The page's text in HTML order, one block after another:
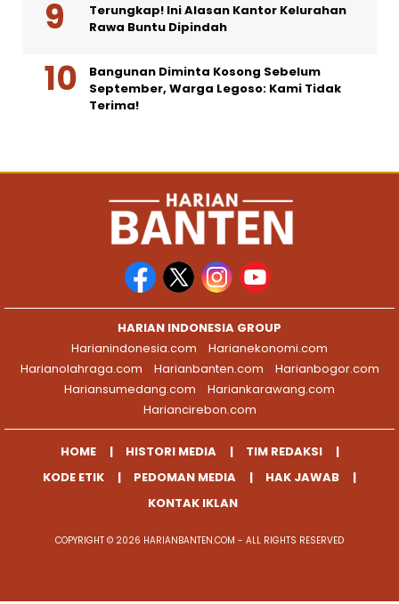
Terungkap! Ini Alasan Kantor Kelurahan
Rawa Buntu Dipindah
Bangunan Diminta Kosong Sebelum
September, Warga Legoso: Kami Tidak
Terima!
HARIAN INDONESIA GROUP
Harianindonesia.com
Harianekonomi.com
Harianolahraga.com
Harianbanten.com
Harianbogor.com
Hariansumedang.com
Hariankarawang.com
Hariancirebon.com
HOME HISTORI MEDIA
TIM REDAKSI
KODE ETIK
PEDOMAN MEDIA
HAK JAWAB
KONTAK IKLAN
COPYRIGHT © 2026 HARIANBANTEN.COM - ALL RIGHTS RESERVED